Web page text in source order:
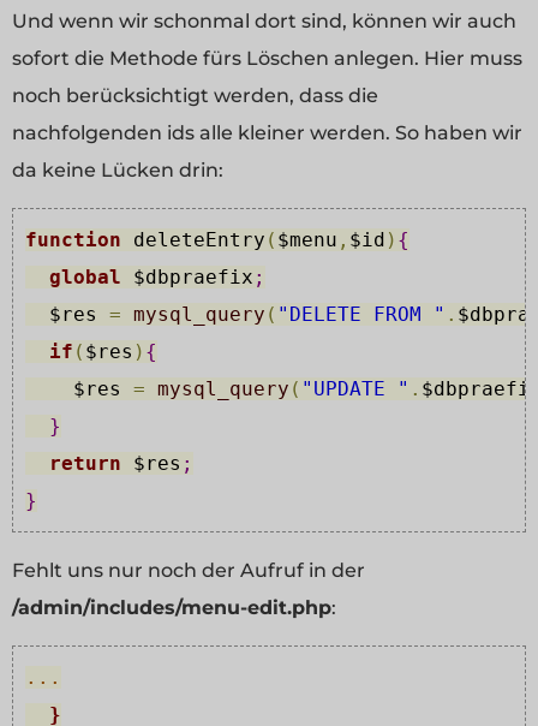
Und wenn wir schonmal dort sind, können wir auch
sofort die Methode fürs Löschen anlegen. Hier muss
noch berücksichtigt werden, dass die
nachfolgenden ids alle kleiner werden. So haben wir
da keine Lücken drin:
function deleteEntry ( $menu , $id ) {
global
$dbpraefix ;
$res
= mysql_query ( "DELETE FROM " .
if ( $res ) {
$res
= mysql_query ( "UPDATE " .
}
return
$res ;
}
Fehlt uns nur noch der Aufruf in der
/admin/includes/menu-edit.php:
...
  }